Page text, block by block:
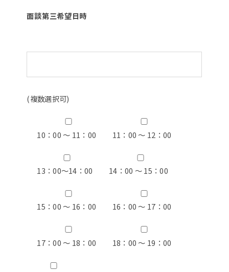
面談第三希望日時
(複数選択可)
10：00 ～ 11：00 11：00 ～ 12：00
13：00〜14：00 14：00 ～ 15：00
15：00 ～ 16：00 16：00 ～ 17：00
17：00 ～ 18：00 18：00 ～ 19：00